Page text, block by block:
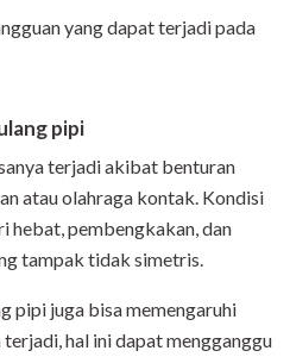
yang dapat terjadi pada
pipi
terjadi akibat benturan
atau olahraga kontak. Kondisi
hebat, pembengkakan, dan
tampak tidak simetris.
pipi juga bisa memengaruhi
hal ini dapat mengganggu